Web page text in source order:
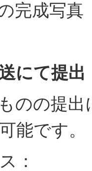
完成写真
にて提出
のの提出
能です。
：